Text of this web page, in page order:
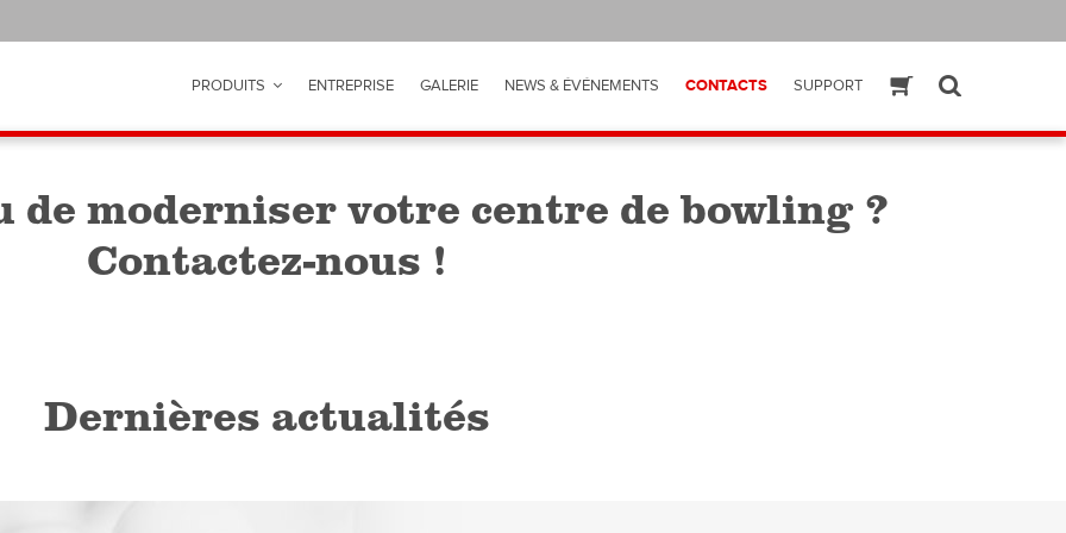
PRODUITS ENTREPRISE GALERIE NEWS & ÉVÉNEMENTS CONTACTS SUPPORTESHOP
de moderniser votre centre de bowling ?
Contactez-nous !
Dernières actualités